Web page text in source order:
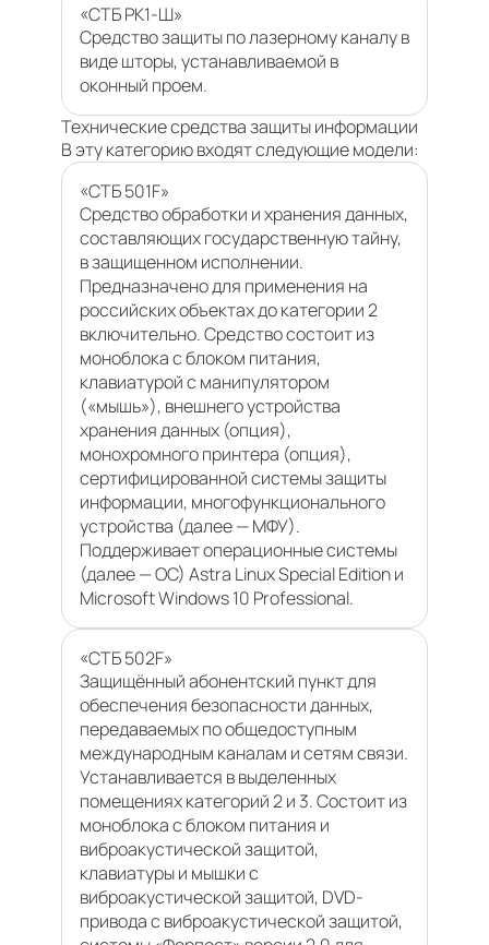
«СТБ РК1-Ш»
Средство защиты по лазерному каналу в
виде шторы, устанавливаемой в
оконный проем.
Технические средства защиты информации
В эту категорию входят следующие модели:
«СТБ 501F»
Средство обработки и хранения данных,
составляющих государственную тайну,
в защищенном исполнении.
Предназначено для применения на
российских объектах до категории 2
включительно. Средство состоит из
моноблока с блоком питания,
клавиатурой с манипулятором
(«мышь»), внешнего устройства
хранения данных (опция),
монохромного принтера (опция),
сертифицированной системы защиты
информации, многофункционального
устройства (далее — МФУ).
Поддерживает операционные системы
(далее — ОС) Astra Linux Special Edition и
Microsoft Windows 10 Professional.
«СТБ 502F»
Защищённый абонентский пункт для
обеспечения безопасности данных,
передаваемых по общедоступным
международным каналам и сетям связи.
Устанавливается в выделенных
помещениях категорий 2 и 3. Состоит из
моноблока с блоком питания и
виброакустической защитой,
клавиатуры и мышки с
виброакустической защитой, DVD-
привода с виброакустической защитой,